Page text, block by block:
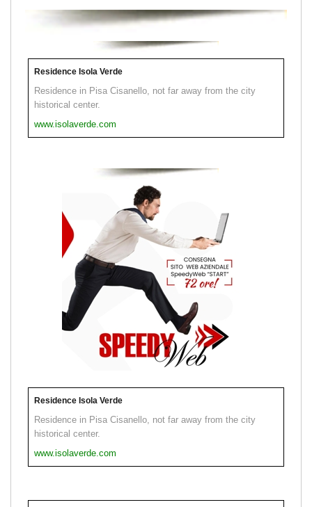
Residence Isola Verde
Residence in Pisa Cisanello, not far away from the city
historical center.
www.isolaverde.com
Residence Isola Verde
Residence in Pisa Cisanello, not far away from the city
historical center.
www.isolaverde.com